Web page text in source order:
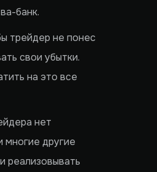
банк.
трейдер не понес
свои убытки.
на это все
нет
многие другие
реализовывать